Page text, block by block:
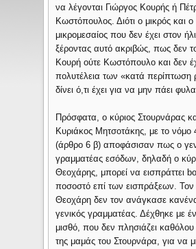
να λέγονται Γιώργος Κουρής ή
Κωστόπουλος. Διότι ο μικρός και ο
μικρομεσαίος που δεν έχει στον
ξέροντας αυτό ακριβώς, πως δεν
Κουρή ούτε Κωστόπουλο και δεν
πολυτέλεια των «κατά περίπτωση
δίνει ό,τι έχει για να μην πάει
Πρόσφατα, ο κύριος Στουρνάρας
Κυριάκος Μητσοτάκης, με το νόμο
(άρθρο 6 β) αποφάσισαν πως ο
γραμματέας εσόδων, δηλαδή ο
Θεοχάρης, μπορεί να εισπράττει
ποσοστό επί των εισπράξεων. Τον
Θεοχάρη δεν τον ανάγκασε
γενικός γραμματέας. Δέχθηκε με
μισθό, που δεν πλησιάζει
της μαμάς του Στουρνάρα, για να